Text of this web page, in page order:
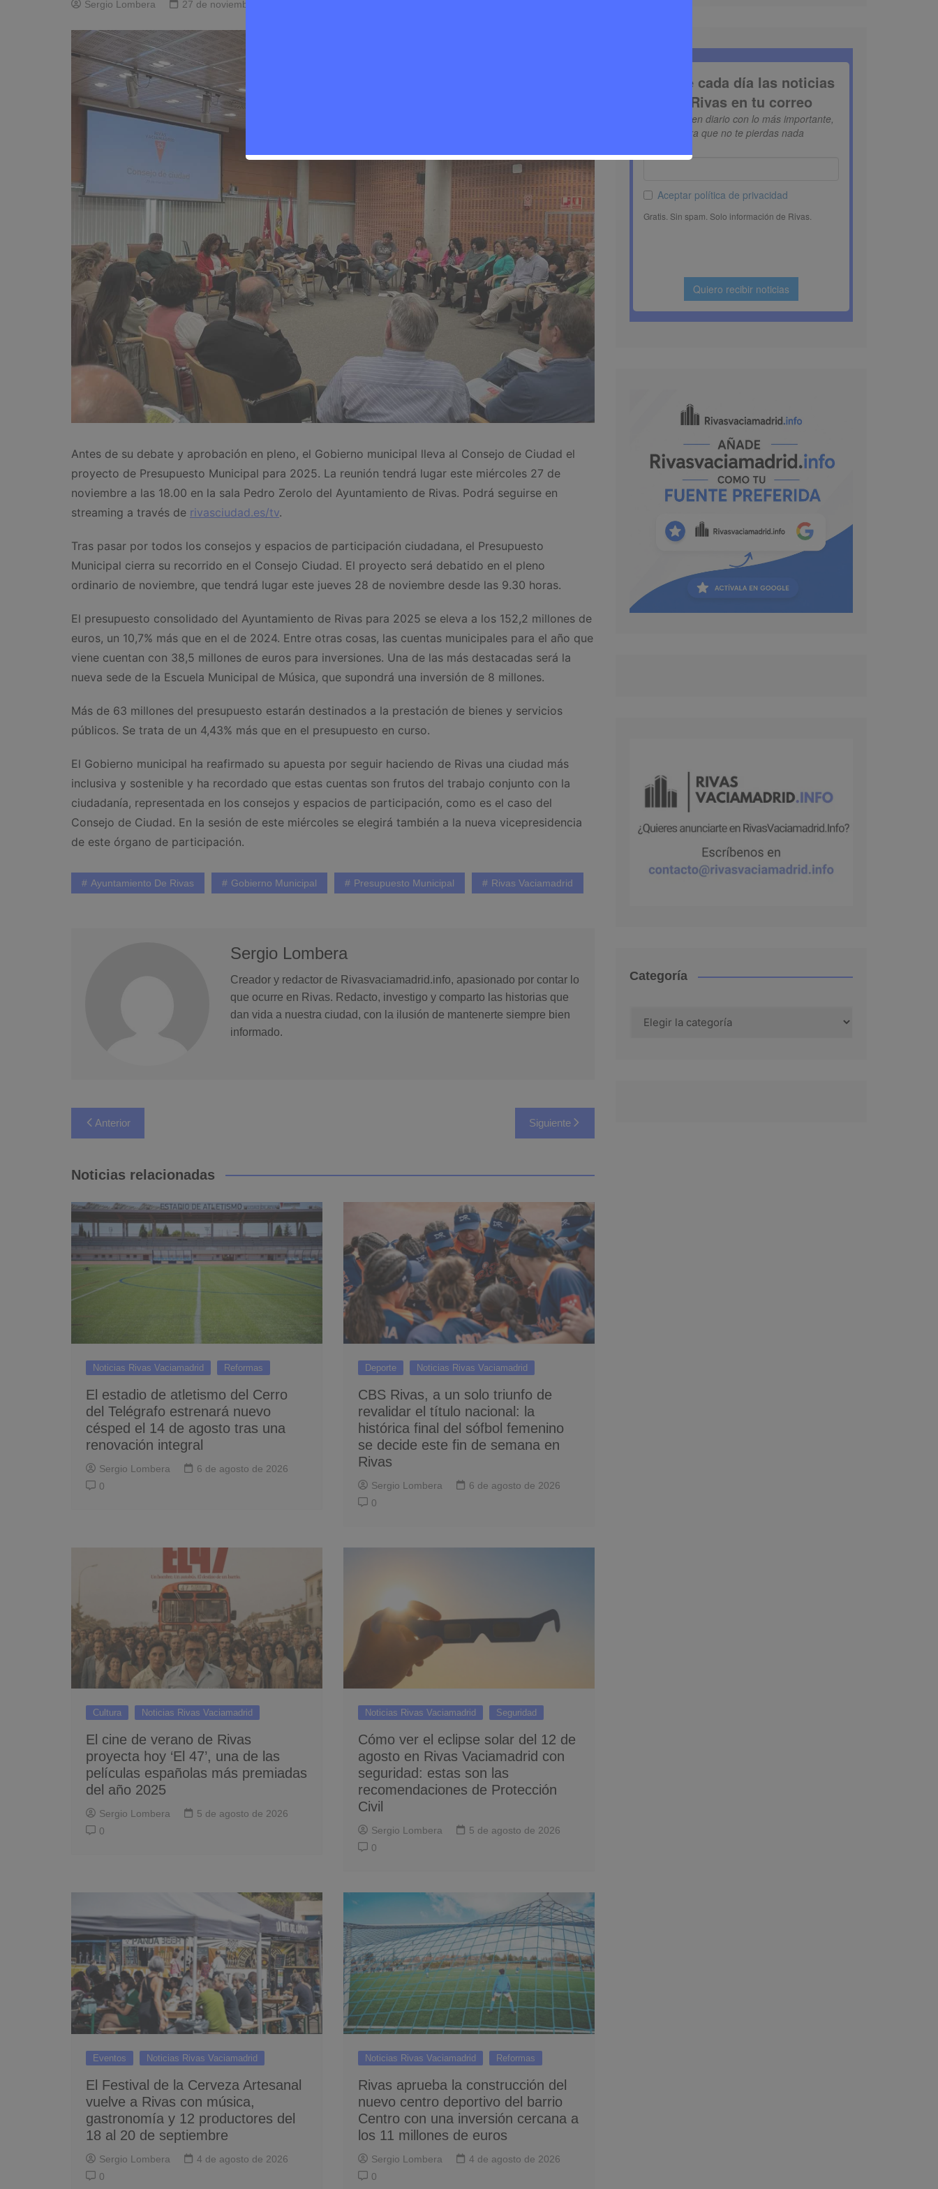
Sergio Lombera 27 de noviembre de 2024
Antes de su debate y aprobación en pleno, el Gobierno municipal lleva al Consejo de Ciudad el
proyecto de Presupuesto Municipal para 2025. La reunión tendrá lugar este miércoles 27 de
noviembre a las 18.00 en la sala Pedro Zerolo del Ayuntamiento de Rivas. Podrá seguirse en
streaming a través de rivasciudad.es/tv.
Tras pasar por todos los consejos y espacios de participación ciudadana, el Presupuesto
Municipal cierra su recorrido en el Consejo Ciudad. El proyecto será debatido en el pleno
ordinario de noviembre, que tendrá lugar este jueves 28 de noviembre desde las 9.30 horas.
El presupuesto consolidado del Ayuntamiento de Rivas para 2025 se eleva a los 152,2 millones de
euros, un 10,7% más que en el de 2024. Entre otras cosas, las cuentas municipales para el año que
viene cuentan con 38,5 millones de euros para inversiones. Una de las más destacadas será la
nueva sede de la Escuela Municipal de Música, que supondrá una inversión de 8 millones.
Más de 63 millones del presupuesto estarán destinados a la prestación de bienes y servicios
públicos. Se trata de un 4,43% más que en el presupuesto en curso.
El Gobierno municipal ha reafirmado su apuesta por seguir haciendo de Rivas una ciudad más
inclusiva y sostenible y ha recordado que estas cuentas son frutos del trabajo conjunto con la
ciudadanía, representada en los consejos y espacios de participación, como es el caso del
Consejo de Ciudad. En la sesión de este miércoles se elegirá también a la nueva vicepresidencia
de este órgano de participación.
Ayuntamiento De Rivas Gobierno Municipal Presupuesto Municipal Rivas Vaciamadrid
Sergio Lombera
Creador y redactor de Rivasvaciamadrid.info, apasionado por contar lo
que ocurre en Rivas. Redacto, investigo y comparto las historias que
dan vida a nuestra ciudad, con la ilusión de mantenerte siempre bien
informado.
Navegación
de
entradas
Anterior Siguiente
Noticias relacionadas
Noticias Rivas Vaciamadrid Reformas
El estadio de atletismo del Cerro
del Telégrafo estrenará nuevo
césped el 14 de agosto tras una
renovación integral
Sergio Lombera
6 de agosto de 2026
0
Deporte Noticias Rivas Vaciamadrid
CBS Rivas, a un solo triunfo de
revalidar el título nacional: la
histórica final del sófbol femenino
se decide este fin de semana en
Rivas
Sergio Lombera
6 de agosto de 2026
0
Cultura Noticias Rivas Vaciamadrid
El cine de verano de Rivas
proyecta hoy ‘El 47’, una de las
películas españolas más premiadas
del año 2025
Sergio Lombera
5 de agosto de 2026
0
Noticias Rivas Vaciamadrid Seguridad
Cómo ver el eclipse solar del 12 de
agosto en Rivas Vaciamadrid con
seguridad: estas son las
recomendaciones de Protección
Civil
Sergio Lombera
5 de agosto de 2026
0
Eventos Noticias Rivas Vaciamadrid
El Festival de la Cerveza Artesanal
vuelve a Rivas con música,
gastronomía y 12 productores del
18 al 20 de septiembre
Sergio Lombera
4 de agosto de 2026
0
Noticias Rivas Vaciamadrid Reformas
Rivas aprueba la construcción del
nuevo centro deportivo del barrio
Centro con una inversión cercana a
los 11 millones de euros
Sergio Lombera
4 de agosto de 2026
0
Categoría